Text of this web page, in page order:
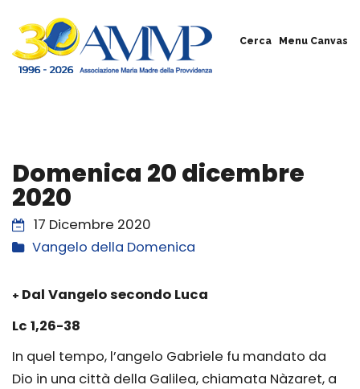
Cerca Menu Canvas
Domenica 20 dicembre
2020
17 Dicembre 2020
Vangelo della Domenica
+ Dal Vangelo secondo Luca
Lc 1,26-38
In quel tempo, l’angelo Gabriele fu mandato da
Dio in una città della Galilea, chiamata Nàzaret, a